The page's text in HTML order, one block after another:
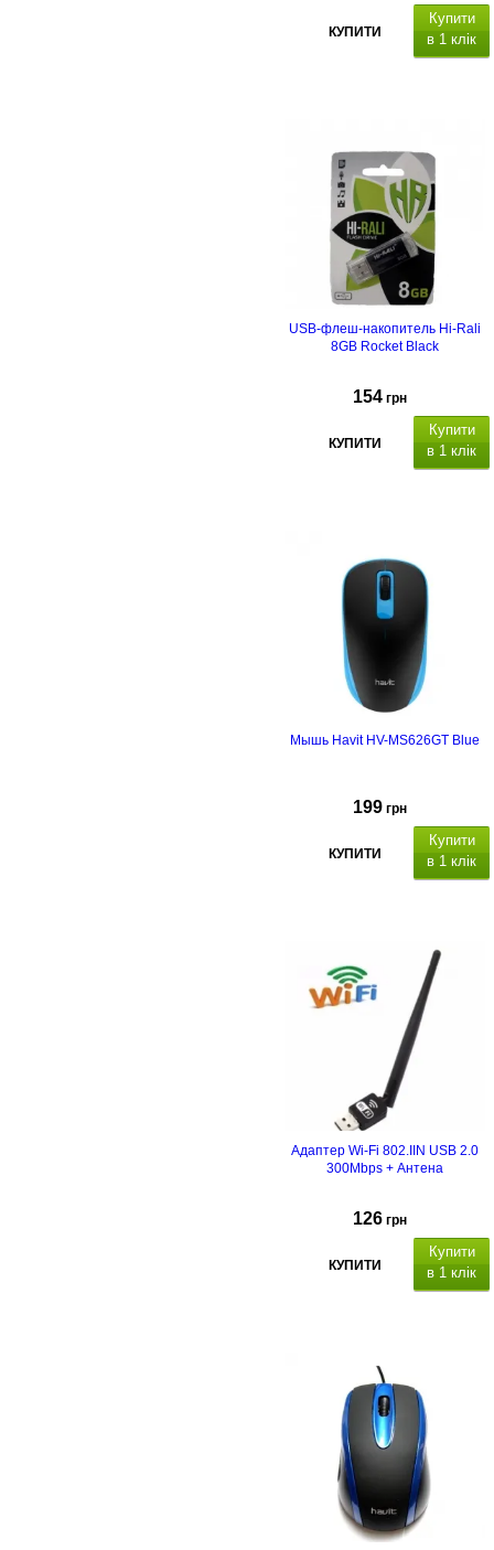
КУПИТИ
Купити
в 1 клік
USB-флеш-накопитель Hi-Rali
8GB Rocket Black
154 грн
КУПИТИ
Купити
в 1 клік
Мышь Havit HV-MS626GT Blue
199 грн
КУПИТИ
Купити
в 1 клік
Адаптер Wi-Fi 802.IIN USB 2.0
300Mbps + Антена
126 грн
КУПИТИ
Купити
в 1 клік